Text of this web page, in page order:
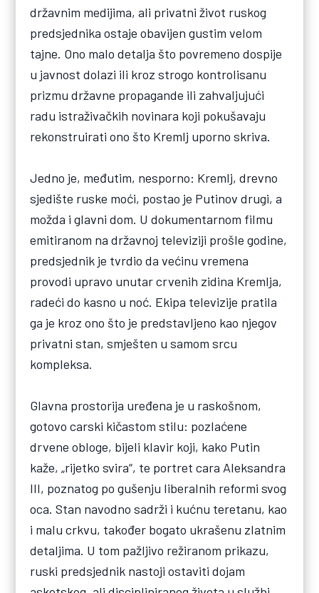
državnim medijima, ali privatni život ruskog
predsjednika ostaje obavijen gustim velom
tajne. Ono malo detalja što povremeno dospije
u javnost dolazi ili kroz strogo kontrolisanu
prizmu državne propagande ili zahvaljujući
radu istraživačkih novinara koji pokušavaju
rekonstruirati ono što Kremlj uporno skriva.
Jedno je, međutim, nesporno: Kremlj, drevno
sjedište ruske moći, postao je Putinov drugi, a
možda i glavni dom. U dokumentarnom filmu
emitiranom na državnoj televiziji prošle godine,
predsjednik je tvrdio da većinu vremena
provodi upravo unutar crvenih zidina Kremlja,
radeći do kasno u noć. Ekipa televizije pratila
ga je kroz ono što je predstavljeno kao njegov
privatni stan, smješten u samom srcu
kompleksa.
Glavna prostorija uređena je u raskošnom,
gotovo carski kičastom stilu: pozlaćene
drvene obloge, bijeli klavir koji, kako Putin
kaže, „rijetko svira“, te portret cara Aleksandra
III, poznatog po gušenju liberalnih reformi svog
oca. Stan navodno sadrži i kućnu teretanu, kao
i malu crkvu, također bogato ukrašenu zlatnim
detaljima. U tom pažljivo režiranom prikazu,
ruski predsjednik nastoji ostaviti dojam